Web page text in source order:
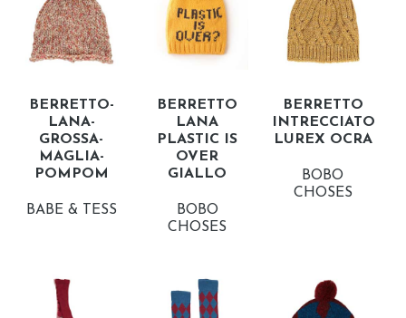
BERRETTO-
LANA-
GROSSA-
MAGLIA-
POMPOM
BABE & TESS
BERRETTO
LANA
PLASTIC IS
OVER
GIALLO
BOBO
CHOSES
BERRETTO
INTRECCIATO
LUREX OCRA
BOBO
CHOSES